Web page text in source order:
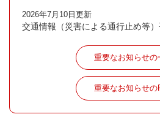
2026年7月10日更新
交通情報（災害による通行止め等
重要なお知らせの
重要なお知らせの